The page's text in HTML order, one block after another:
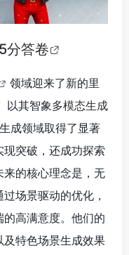
分答卷
领域迎来了新的里
以其智象多模态生成
成领域取得了显著
突破，还成功探索
的核心理念是，无
场景驱动的优化，
高满意度。他们的
特色场景生成效果